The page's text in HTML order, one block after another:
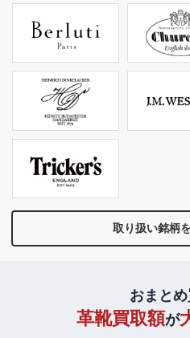
取り扱い銘柄
おまと
革靴買取額が